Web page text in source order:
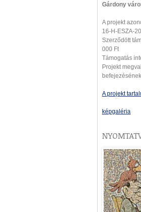
Gárdony
A projekt
16-H-ESZA-
Szerződött
000 Ft
Támogatás
Projekt
A projekt
képgaléria